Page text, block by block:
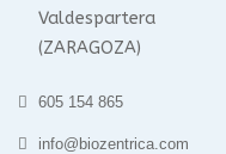
Valdespartera
(ZARAGOZA)
605 154 865
info@biozentrica.com